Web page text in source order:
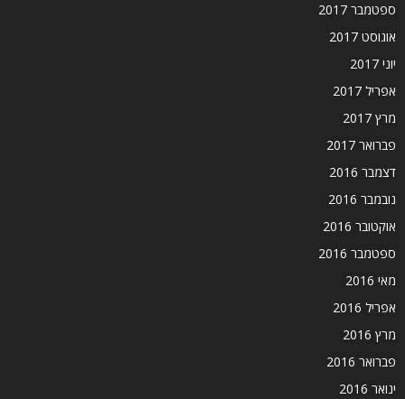
ספטמבר 2017
אוגוסט 2017
יוני 2017
אפריל 2017
מרץ 2017
פברואר 2017
דצמבר 2016
נובמבר 2016
אוקטובר 2016
ספטמבר 2016
מאי 2016
אפריל 2016
מרץ 2016
פברואר 2016
ינואר 2016